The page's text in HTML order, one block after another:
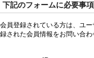
下記のフォームに必要事
会員登録されている方は、ユ
録された会員情報をお問い合